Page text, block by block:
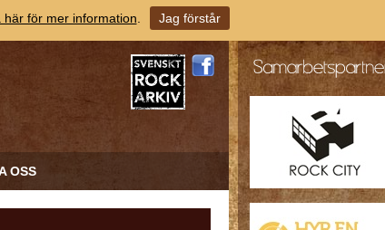
OSS
här för mer information Jag förstår